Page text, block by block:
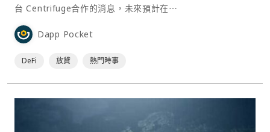
台 Centrifuge合作的消息，未來預計在⋯
Dapp Pocket
DeFi 放貸 熱門時事